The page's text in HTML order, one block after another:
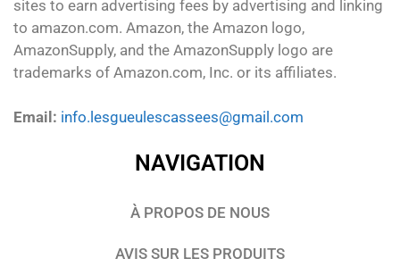
sites to earn advertising fees by advertising and linking
to amazon.com. Amazon, the Amazon logo,
AmazonSupply, and the AmazonSupply logo are
trademarks of Amazon.com, Inc. or its affiliates.
Email: info.lesgueulescassees@gmail.com
NAVIGATION
À PROPOS DE NOUS
AVIS SUR LES PRODUITS